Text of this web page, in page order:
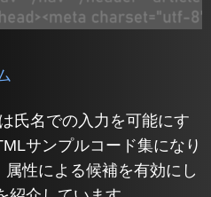
氏名での入力を可能にす
サンプルコード集になり
属性による候補を有効にし